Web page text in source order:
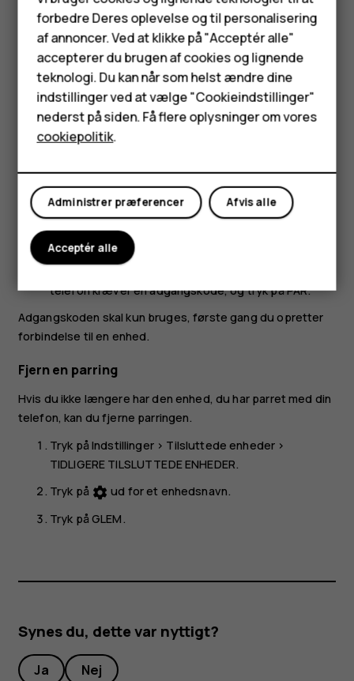
Feature-telefoner
Tilbehør
HMD Terra M
Tablets
Min konto
Du kan bruge flere Bluetooth-forbindelser på samme tid.
Du kan f.eks. sende ting til en anden telefon, mens du
bruger et Bluetooth-headset.
Tryk påIndstillinger>Tilsluttede enheder>
Forbindelsesindstillinger> Bluetooth.
Sørg for, at Bluetooth er slået til på begge telefoner,
Gå til det indhold, du vil sende, og tryk påshare>
Bluetooth.
Tryk på din vens telefon på listen over fundne
Bluetooth-enheder.
telefon kræver en adgangskode, og tryk påPAR.
Adgangskoden skal kun bruges, første gang du opretter
forbindelse til en enhed.
Fjern en parring
Hvis du ikke længere har den enhed, du har parret med din
telefon, kan du fjerne parringen.
Tryk påIndstillinger> Tilsluttede enheder >
TIDLIGERE TILSLUTTEDE ENHEDER.
Tryk på settings ud for et enhedsnavn.
Tryk påGLEM.
Synes du, dette var nyttigt?
Ja Nej
forbedre Deres oplevelse og til personalisering
af annoncer. Ved at klikke på "Acceptér alle"
accepterer du brugen af cookies og lignende
teknologi. Du kan når som helst ændre dine
indstillinger ved at vælge "Cookieindstillinger"
nederst på siden. Få flere oplysninger om vores
cookiepolitik.
Afvis alle
Administrer præferencer
Acceptér alle